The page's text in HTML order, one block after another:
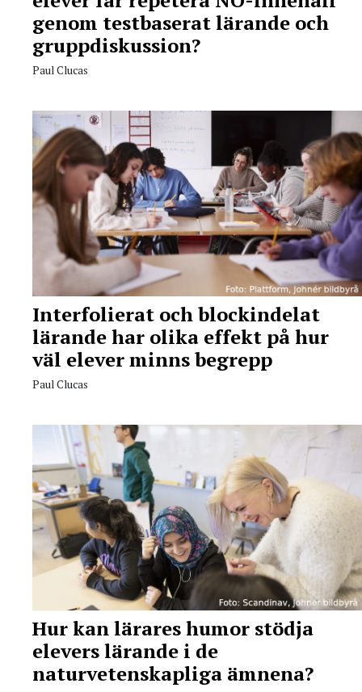
genom testbaserat lärande och
gruppdiskussion?
Paul Clucas
Interfolierat och blockindelat
lärande har olika effekt på hur
väl elever minns begrepp
Paul Clucas
Hur kan lärares humor stödja
elevers lärande i de
naturvetenskapliga ämnena?